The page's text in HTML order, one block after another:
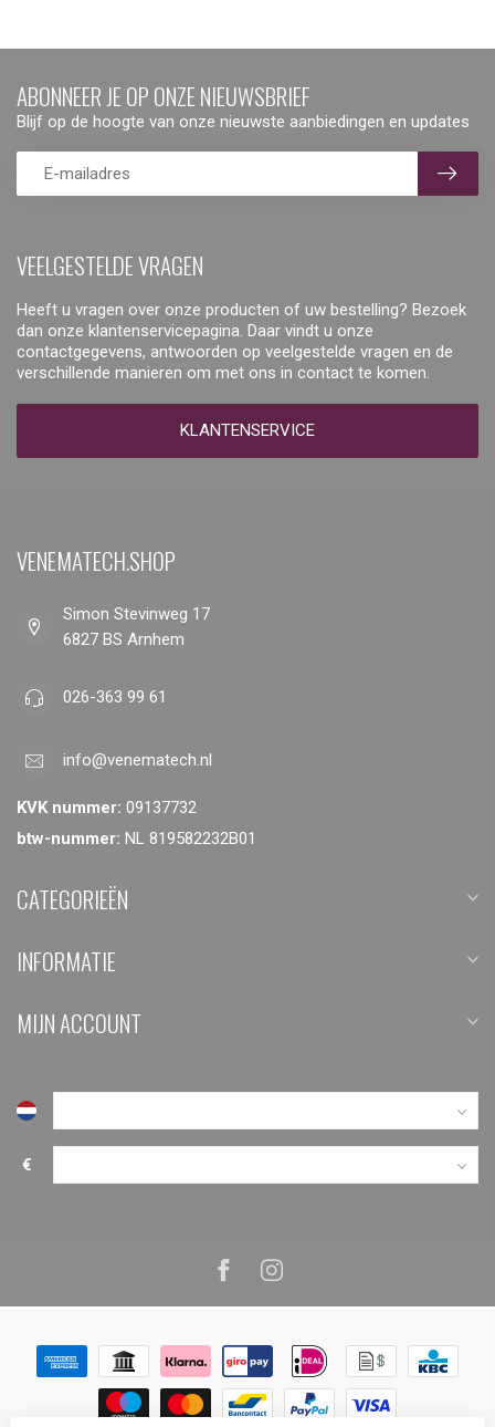
VEELGESTELDE VRAGEN
Heeft u vragen over onze producten of uw bestelling? Bezoek
dan onze klantenservicepagina. Daar vindt u onze
contactgegevens, antwoorden op veelgestelde vragen en de
verschillende manieren om met ons in contact te komen.
KLANTENSERVICE
ABONNEER JE OP ONZE NIEUWSBRIEF
Blijf op de hoogte van onze nieuwste aanbiedingen en updates
VENEMATECH.SHOP
Simon Stevinweg 17
6827 BS Arnhem
026-363 99 61
info@venematech.nl
KVK nummer: 09137732
btw-nummer: NL 819582232B01
CATEGORIEËN
INFORMATIE
MIJN ACCOUNT
€